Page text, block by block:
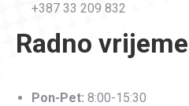
+387 33 209 832
Radno vrijeme
Pon-Pet: 8:00-15:30